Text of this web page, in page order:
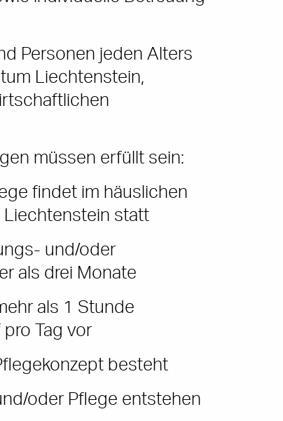
Personen jeden Alters
Liechtenstein,
müssen erfüllt sein:
findet im häuslichen
statt
und/oder
als drei Monate
als 1 Stunde
Tag vor
besteht
oder Pflege entstehen